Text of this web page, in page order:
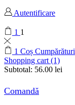
Autentificare
1 1
1 Coș Cumpărături
Shopping cart (1)
Subtotal: 56.00 lei
Comandă